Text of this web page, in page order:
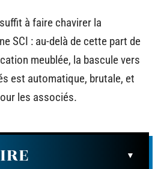
à faire chavirer la
SCI : au-delà de cette part de
meublée, la bascule vers
est automatique, brutale, et
les associés.